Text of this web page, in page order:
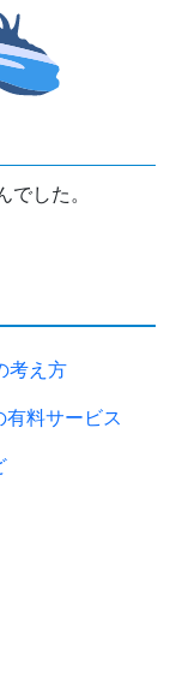
でした。
考え方
有料サービス